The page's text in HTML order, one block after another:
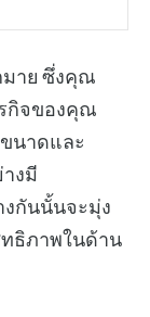
มาย ซึ่งคุณ
กิจของคุณ
นาดและ
งมี
กันนั้นจะมุ่ง
ธิภาพในด้าน